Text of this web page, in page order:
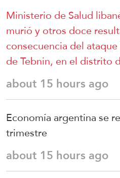
Ministerio de Salud
murió y otros doce
consecuencia del
de Tebnin, en el distrito
about 15 hours ago
Economía argentina se
trimestre
about 15 hours ago